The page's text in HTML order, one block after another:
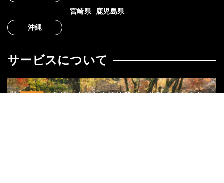
宮崎県
鹿児島県
沖縄
サービスについて